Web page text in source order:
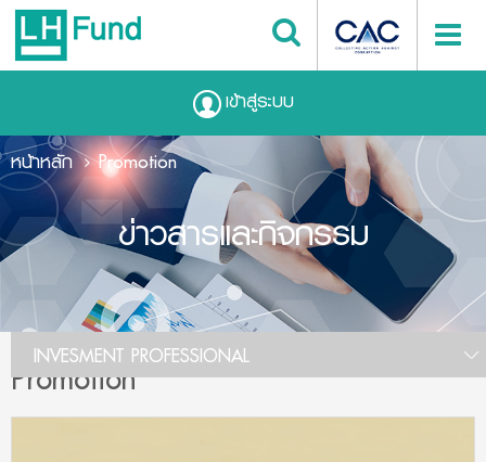
เข้าสู่ระบบ
ข่าวสารและกิจกรรม
หน้าหลัก Promotion
INVESMENT PROFESSIONAL
Promotion